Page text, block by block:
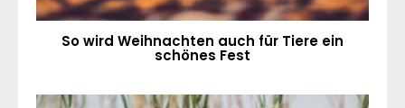
So wird Weihnachten auch für Tiere ein
schönes Fest